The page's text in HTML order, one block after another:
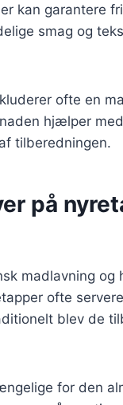
kan garantere
smag og
ofte en
hjælper
tilberedningen.
på
madlavning
ofte
blev de
for den